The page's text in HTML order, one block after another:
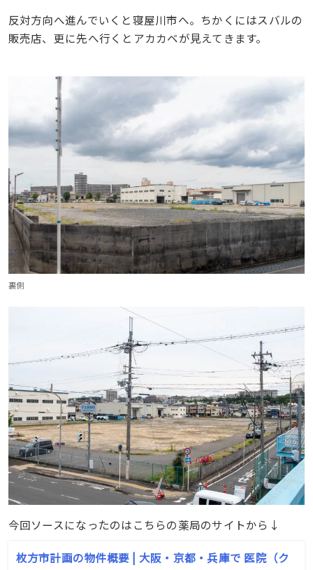
反対方向へ進んでいくと寝屋川市へ。ちかくにはスバルの
販売店、更に先へ行くとアカカベが見えてきます。
裏側
今回ソースになったのはこちらの薬局のサイトから↓
枚方市計画の物件概要 | 大阪・京都・兵庫で 医院（ク